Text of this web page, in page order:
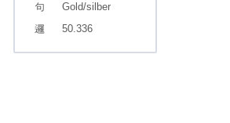
Gold/silber
50.336